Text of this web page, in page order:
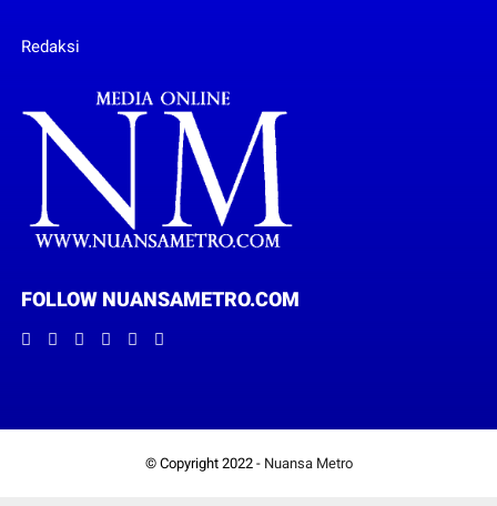
Redaksi
FOLLOW NUANSAMETRO.COM
© Copyright 2022 - Nuansa Metro